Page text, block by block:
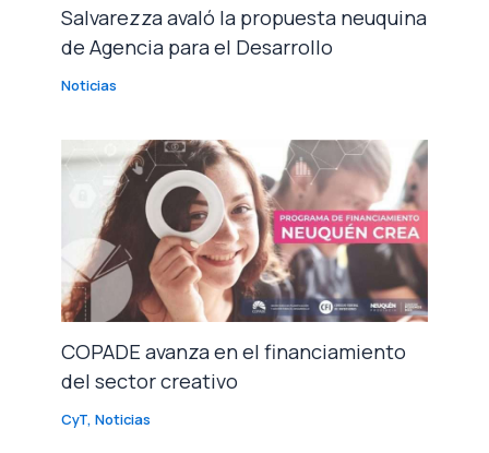
Salvarezza avaló la propuesta neuquina
de Agencia para el Desarrollo
Noticias
COPADE avanza en el financiamiento
del sector creativo
CyT,Noticias